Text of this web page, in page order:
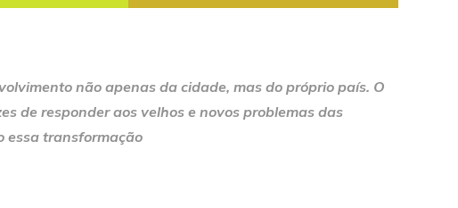
não apenas da cidade, mas do próprio país. O
de responder aos velhos e novos problemas das
essa transformação